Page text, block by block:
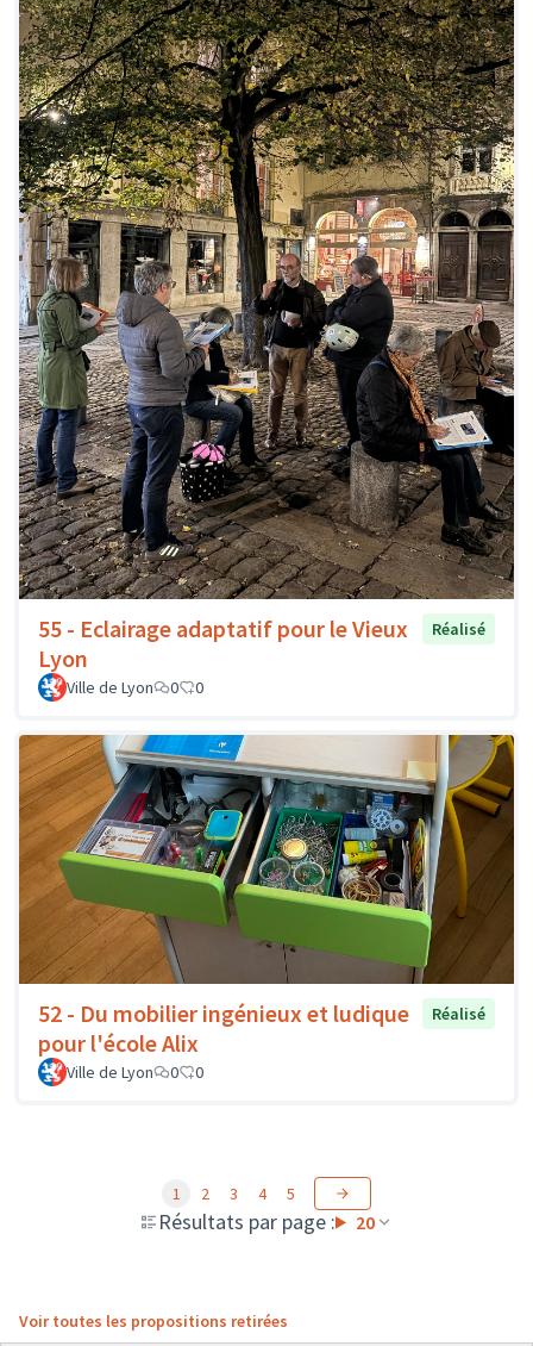
55 - Eclairage adaptatif pour le Vieux
Lyon
Réalisé
Ville de Lyon 0 0
52 - Du mobilier ingénieux et ludique
pour l'école Alix
Réalisé
Ville de Lyon 0 0
Résultats par page : 20
1 2 3 4 5
Voir toutes les propositions retirées